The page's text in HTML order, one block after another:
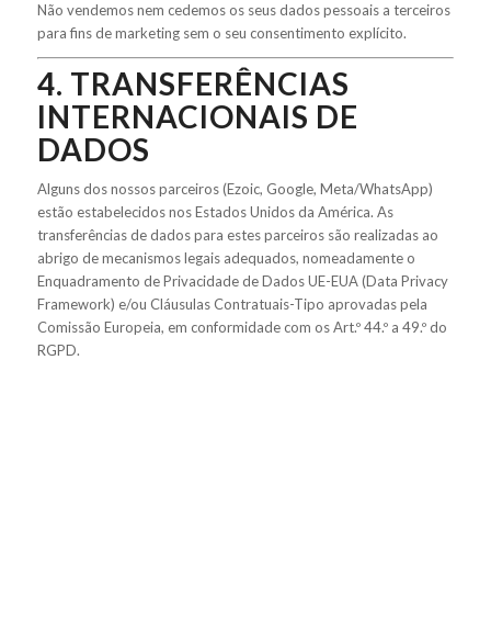
Não vendemos nem cedemos os seus dados pessoais a terceiros
para fins de marketing sem o seu consentimento explícito.
4. TRANSFERÊNCIAS
INTERNACIONAIS DE
DADOS
Alguns dos nossos parceiros (Ezoic, Google, Meta/WhatsApp)
estão estabelecidos nos Estados Unidos da América. As
transferências de dados para estes parceiros são realizadas ao
abrigo de mecanismos legais adequados, nomeadamente o
Enquadramento de Privacidade de Dados UE-EUA (Data Privacy
Framework) e/ou Cláusulas Contratuais-Tipo aprovadas pela
Comissão Europeia, em conformidade com os Art.º 44.º a 49.º do
RGPD.